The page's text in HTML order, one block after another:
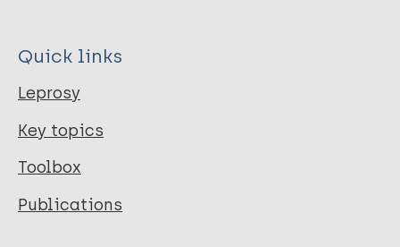
Quick links
Leprosy
Key topics
Toolbox
Publications